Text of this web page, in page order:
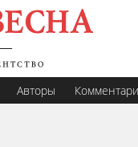
Авторы